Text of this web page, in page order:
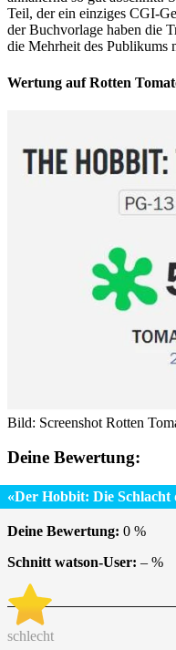
Teil, der ein einziges CGI-
der Buchvorlage haben die
die Mehrheit des Publikums
Wertung auf Rotten
Bild: Screenshot Rotten
Deine Bewertung:
«Der Hobbit: Die Schlacht
Deine Bewertung: 0 %
Schnitt watson-User: – %
schlecht